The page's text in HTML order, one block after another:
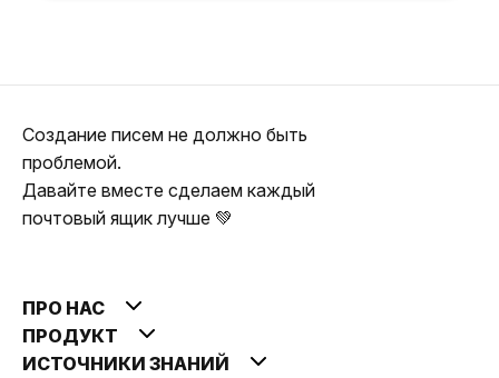
Создание писем не должно быть
проблемой.
Давайте вместе сделаем каждый
почтовый ящик лучше 💚
ПРО НАС
ПРОДУКТ
ИСТОЧНИКИ ЗНАНИЙ